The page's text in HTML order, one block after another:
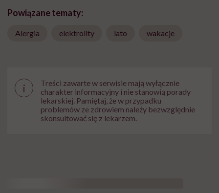
Powiązane tematy:
Alergia elektrolity lato wakacje
i
Treści zawarte w serwisie mają wyłącznie
charakter informacyjny i nie stanowią porady
lekarskiej. Pamiętaj, że w przypadku
problemów ze zdrowiem należy bezwzględnie
skonsultować się z lekarzem.